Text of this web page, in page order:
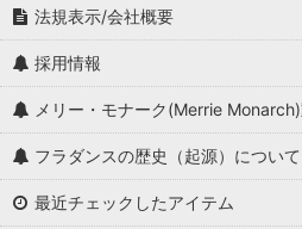
法規表示/会社概要
採用情報
メリー・モナーク(Merrie
フラダンスの歴史（起源）について
最近チェックしたアイテム